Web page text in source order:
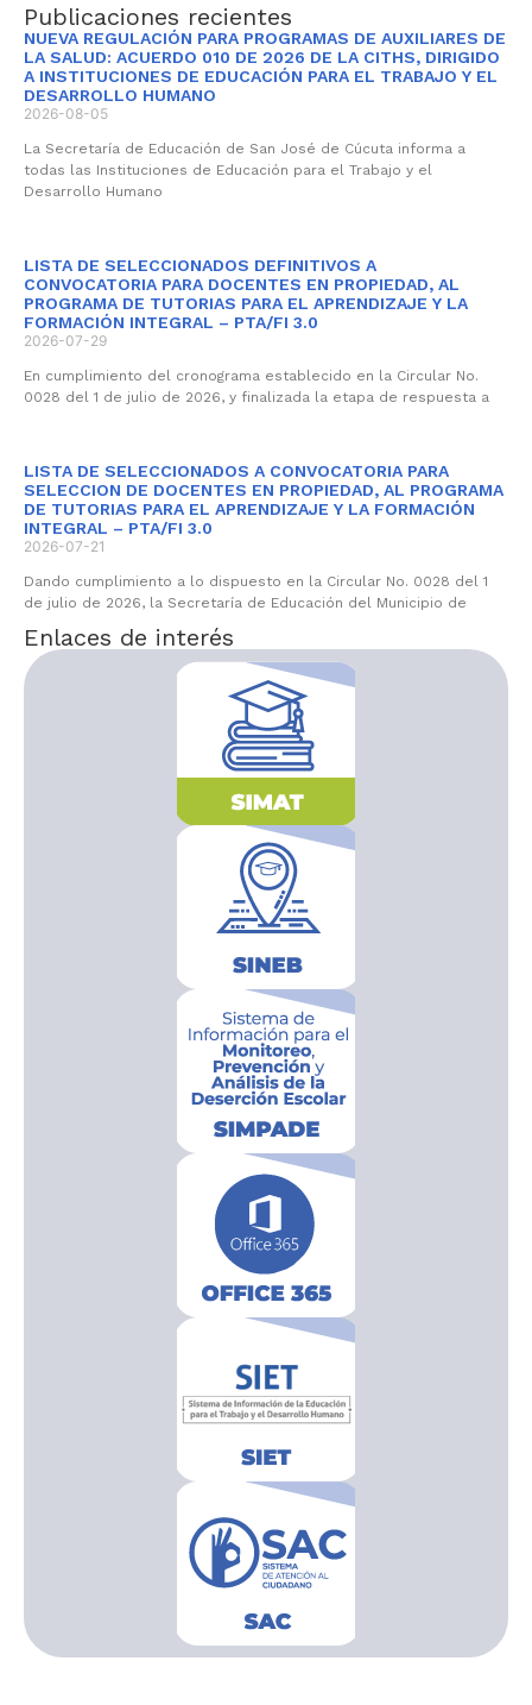
Publicaciones recientes
NUEVA REGULACIÓN PARA PROGRAMAS DE AUXILIARES DE
LA SALUD: ACUERDO 010 DE 2026 DE LA CITHS, DIRIGIDO
A INSTITUCIONES DE EDUCACIÓN PARA EL TRABAJO Y EL
DESARROLLO HUMANO
2026-08-05
La Secretaría de Educación de San José de Cúcuta informa a
todas las Instituciones de Educación para el Trabajo y el
Desarrollo Humano
LISTA DE SELECCIONADOS DEFINITIVOS A
CONVOCATORIA PARA DOCENTES EN PROPIEDAD, AL
PROGRAMA DE TUTORIAS PARA EL APRENDIZAJE Y LA
FORMACIÓN INTEGRAL – PTA/FI 3.0
2026-07-29
En cumplimiento del cronograma establecido en la Circular No.
0028 del 1 de julio de 2026, y finalizada la etapa de respuesta a
LISTA DE SELECCIONADOS A CONVOCATORIA PARA
SELECCION DE DOCENTES EN PROPIEDAD, AL PROGRAMA
DE TUTORIAS PARA EL APRENDIZAJE Y LA FORMACIÓN
INTEGRAL – PTA/FI 3.0
2026-07-21
Dando cumplimiento a lo dispuesto en la Circular No. 0028 del 1
de julio de 2026, la Secretaría de Educación del Municipio de
Enlaces de interés